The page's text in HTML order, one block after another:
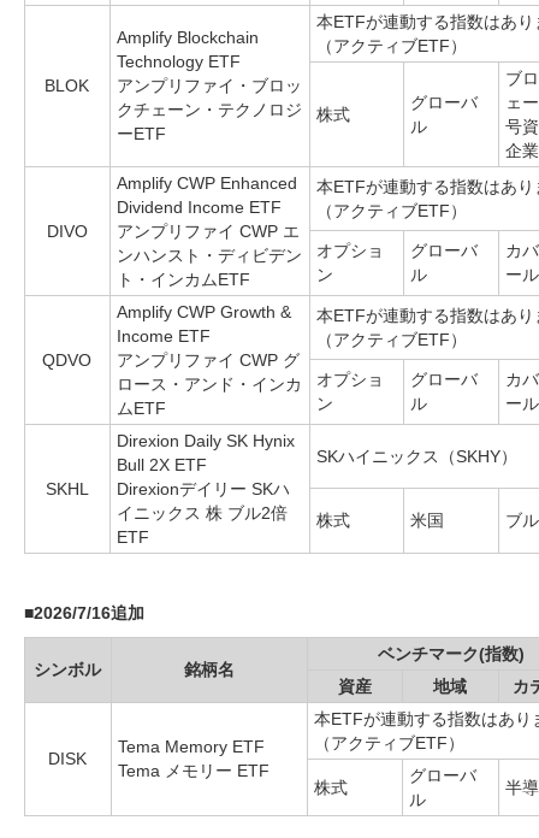
BLOK
Amplify Blockchain
Technology ETF
アンプリファイ・ブロッ
クチェーン・テクノロジ
ーETF
本ETFが連動する指数はあり
（アクティブETF）
株式
グローバ
ル
ブ
ェ
号
企業
DIVO
Amplify CWP Enhanced
Dividend Income ETF
アンプリファイ CWP エ
ンハンスト・ディビデン
ト・インカムETF
本ETFが連動する指数はあり
（アクティブETF）
オプショ
ン
グローバ
ル
カ
ール
QDVO
Amplify CWP Growth &
Income ETF
アンプリファイ CWP グ
ロース・アンド・インカ
ムETF
本ETFが連動する指数はあり
（アクティブETF）
オプショ
ン
グローバ
ル
カ
ール
SKHL
Direxion Daily SK Hynix
Bull 2X ETF
Direxionデイリー SKハ
イニックス 株 ブル2倍
ETF
SKハイニックス（SKHY）
株式 米国 ブ
■2026/7/16追加
シンボル 銘柄名
ベンチマーク(指数)
資産
地域 カ
DISK
Tema Memory ETF
Tema メモリー ETF
本ETFが連動する指数はあり
（アクティブETF）
株式
グローバ
ル
半